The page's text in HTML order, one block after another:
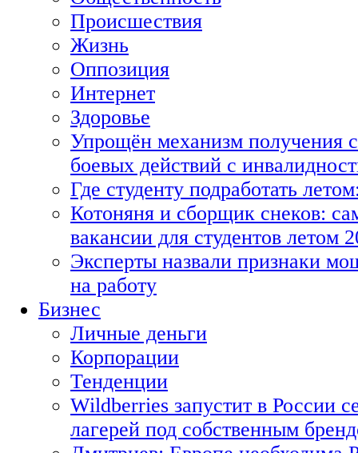
Происшествия
Жизнь
Оппозиция
Интернет
Здоровье
Упрощён механизм получения
боевых действий с
Где студенту подработать
Котоняня и сборщик снеков:
вакансии для студентов летом
Эксперты назвали признаки
на работу
Бизнес
Личные деньги
Корпорации
Тенденции
Wildberries запустит в России
лагерей под собственным